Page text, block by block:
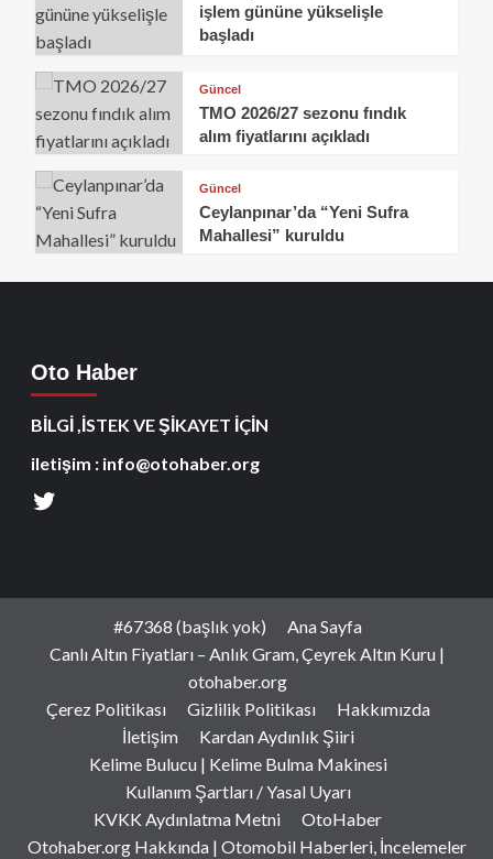
işlem gününe yükselişle
başladı
Güncel
TMO 2026/27 sezonu fındık
alım fiyatlarını açıkladı
Güncel
Ceylanpınar’da “Yeni Sufra
Mahallesi” kuruldu
Oto Haber
BİLGİ ,İSTEK VE ŞİKAYET İÇİN
iletişim : info@otohaber.org
#67368 (başlık yok)
Ana Sayfa
Canlı Altın Fiyatları – Anlık Gram, Çeyrek Altın Kuru |
otohaber.org
Çerez Politikası
Gizlilik Politikası
Hakkımızda
İletişim
Kardan Aydınlık Şiiri
Kelime Bulucu | Kelime Bulma Makinesi
Kullanım Şartları / Yasal Uyarı
KVKK Aydınlatma Metni
OtoHaber
Otohaber.org Hakkında | Otomobil Haberleri, İncelemeler